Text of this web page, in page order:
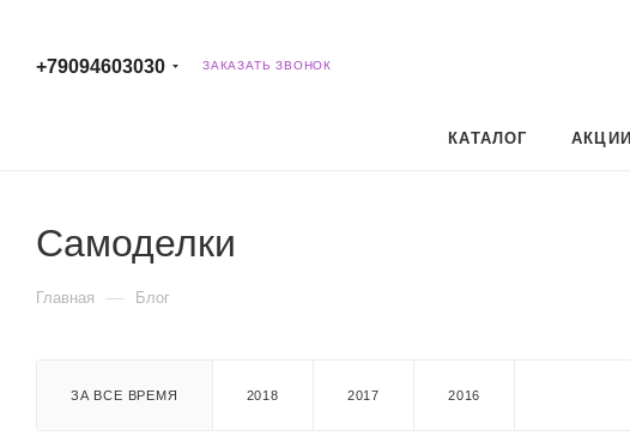
+79094603030 ЗАКАЗАТЬ ЗВОНОК
КАТАЛОГ АКЦИИ
Самоделки
Главная — Блог
ЗА ВСЕ ВРЕМЯ 2018 2017 2016